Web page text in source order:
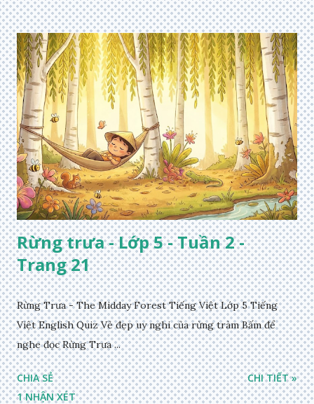
Rừng trưa - Lớp 5 - Tuần 2 -
Trang 21
Rừng Trưa - The Midday Forest Tiếng Việt Lớp 5 Tiếng
Việt English Quiz Vẻ đẹp uy nghi của rừng tràm Bấm để
nghe đọc Rừng Trưa ...
CHIA SẺ
1 NHẬN XÉT
CHI TIẾT »